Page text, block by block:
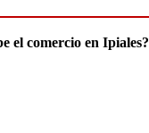
el comercio en Ipiales?